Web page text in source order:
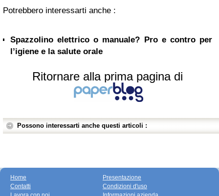
Potrebbero interessarti anche :
Spazzolino elettrico o manuale? Pro e contro per
l’igiene e la salute orale
Ritornare alla prima pagina di
Possono interessarti anche questi articoli :
Home
Contatti
Presentazione
Condizioni d'uso